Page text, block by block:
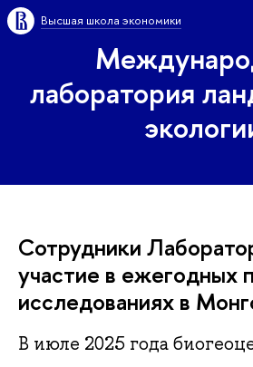
Высшая школа экономики
лаборатория
Сотрудники
участие в ежегодных
исследованиях в
В июле 2025 года